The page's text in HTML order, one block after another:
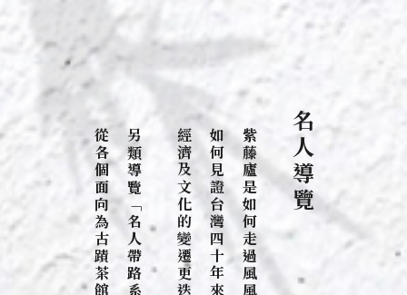
名人導覽
如何見證台灣四十年來政治，
經濟及文化的變遷更迭？